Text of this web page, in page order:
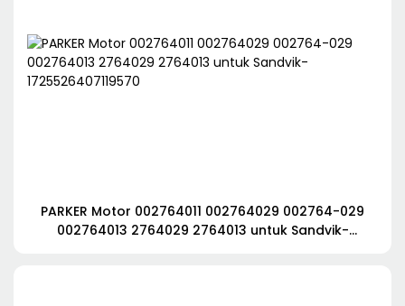
PARKER Motor 002764011 002764029 002764-029
002764013 2764029 2764013 untuk Sandvik-